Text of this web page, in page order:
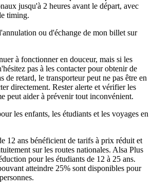
jusqu'à 2 heures avant le départ, avec
timing.
ou d'échange de mon billet sur
à fonctionner en douceur, mais si les
pas à les contacter pour obtenir de
de retard, le transporteur peut ne pas être en
directement. Rester alerte et vérifier les
peut aider à prévenir tout inconvénient.
les enfants, les étudiants et les voyages en
12 ans bénéficient de tarifs à prix réduit et
sur les routes nationales. Alsa Plus
pour les étudiants de 12 à 25 ans.
atteindre 25% sont disponibles pour